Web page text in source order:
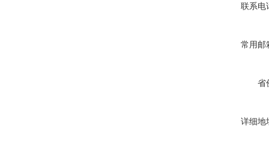
联系电
常用邮
省
详细地